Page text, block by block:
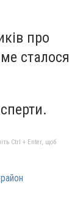
про
сталося
Ctrl + Enter, щоб